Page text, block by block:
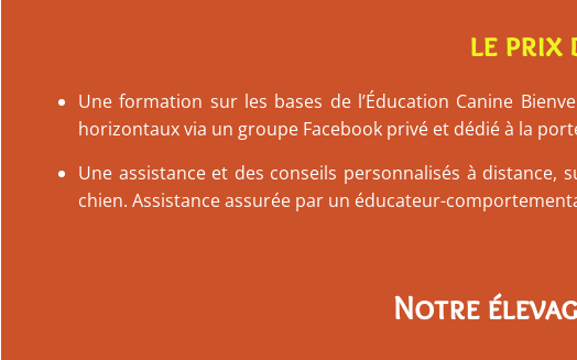
le prix
Une formation sur les bases de l’Éducation Canine
horizontaux via un groupe Facebook privé et dédié à la
Une assistance et des conseils personnalisés à
chien. Assistance assurée par un éducateur-
Notre